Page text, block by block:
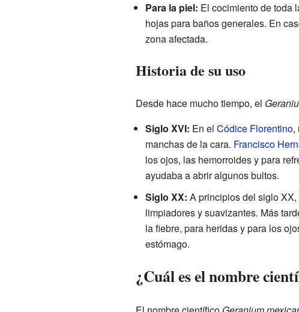
Para la piel: El cocimiento de toda
hojas para baños generales. En
zona afectada.
Historia de su uso
Desde hace mucho tiempo, el
Siglo XVI: En el Códice Florentino,
manchas de la cara. Francisco
los ojos, las hemorroides y para
ayudaba a abrir algunos bultos.
Siglo XX: A principios del siglo
limpiadores y suavizantes. Más
la fiebre, para heridas y para los
estómago.
¿Cuál es el nombre